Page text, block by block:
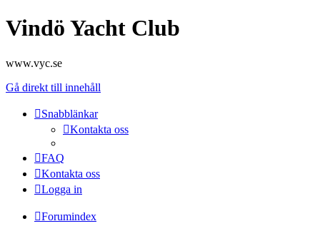
Vindö Yacht Club
www.vyc.se
Gå direkt till innehåll
Snabblänkar
Kontakta oss
FAQ
Kontakta oss
Logga in
Forumindex